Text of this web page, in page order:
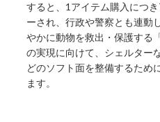
すると、1アイテム購入につ
ーされ、行政や警察とも連動
やかに動物を救出・保護する
の実現に向けて、シェルター
どのソフト面を整備するため
ます。